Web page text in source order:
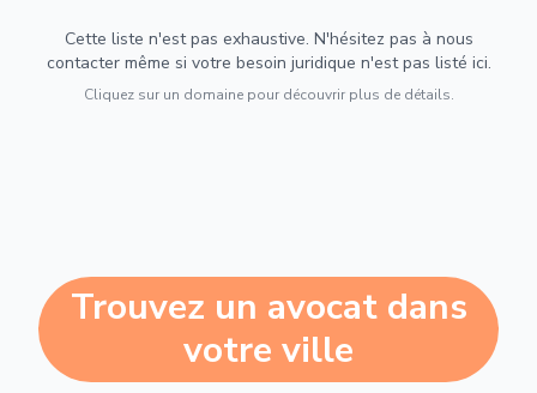
Cette liste n'est pas exhaustive. N'hésitez pas à nous
contacter même si votre besoin juridique n'est pas listé ici.
Cliquez sur un domaine pour découvrir plus de détails.
Trouvez un avocat dans
votre ville